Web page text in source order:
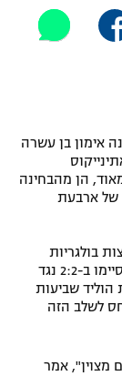
אימון בן עשרה
והסתיים בהפסד 1:0 לפנאתינייקוס
הן מהבחינה
של ארבעת
בולגריות
במסגרת המחנה – ניצחו 0:2 את בוטב וארצה וסיימו ב-2:2 נגד
הוליד שביעות
לשלב הזה
מצוין", אמר